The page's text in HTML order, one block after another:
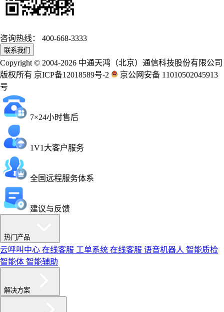
咨询热线： 400-668-3333
联系我们
Copyright © 2004-2026 中通天鸿（北京）通信科技股份有限公司
版权所有 京ICP备12018589号-2
京公网安备 11010502045913
号
7×24小时售后
1V1大客户服务
全国远程服务体系
建议与反馈
热门产品
云呼叫中心 在线客服 工单系统 在线客服 语音机器人 智能质检
智能体 智能辅助
解决方案